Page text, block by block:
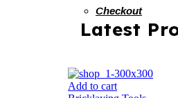
Checkout
Latest
Add to cart